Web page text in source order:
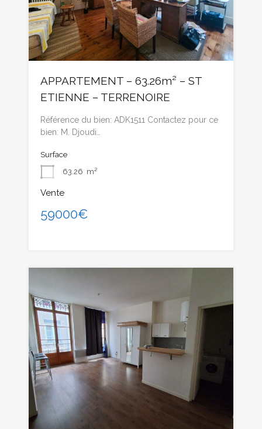
APPARTEMENT – 63.26m² – ST
ETIENNE – TERRENOIRE
Référence du bien: ADK1511 Contactez pour ce
bien: M. Djoudi…
Surface
63.26 m²
Vente
59000€